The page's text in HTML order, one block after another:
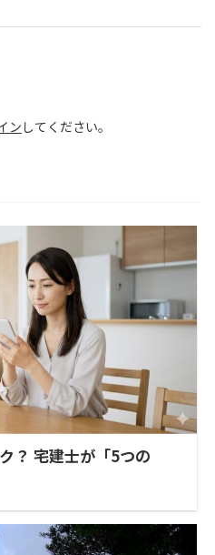
ン してください。
？ 宅建士が「5つの